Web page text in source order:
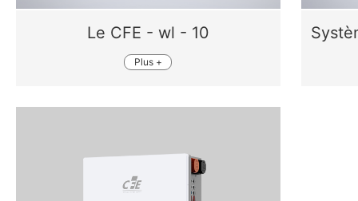
Le CFE - wl - 10
Plus +